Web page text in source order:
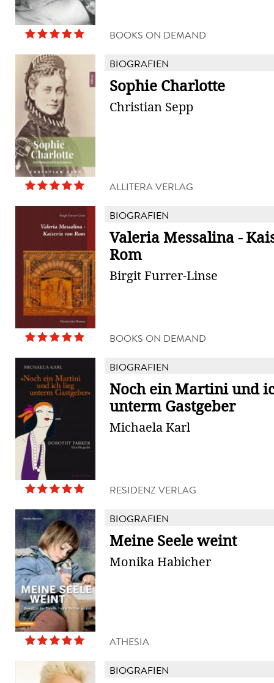
BOOKS ON DEMAND
BIOGRAFIEN
Sophie Charlotte
Christian Sepp
ALLITERA VERLAG
BIOGRAFIEN
Valeria Messalina -
Rom
Birgit Furrer-Linse
BOOKS ON DEMAND
BIOGRAFIEN
Noch ein Martini und
unterm Gastgeber
Michaela Karl
RESIDENZ VERLAG
BIOGRAFIEN
Meine Seele weint
Monika Habicher
ATHESIA
BIOGRAFIEN